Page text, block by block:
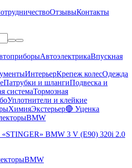
ОтзывыКонтакты
АвтоэлектрикаВпускная
ИнтерьерКрепеж колесОдежда
Патрубки и шлангиПодвеска и
системаТормозная
Уплотнители и клейкие
ХимияЭкстерьер🔴 Уценка
BMW
BMW